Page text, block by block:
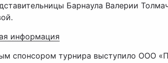
Барнаула Валерии
информация
спонсором турнира выступило ООО